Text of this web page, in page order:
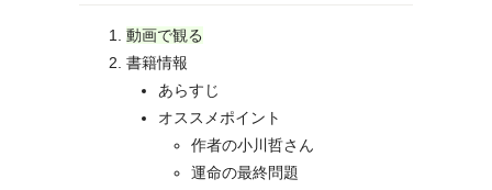
動画で観る
書籍情報
あらすじ
オススメポイント
作者の小川哲さん
運命の最終問題